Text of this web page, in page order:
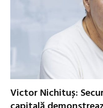
Victor Nichituș: